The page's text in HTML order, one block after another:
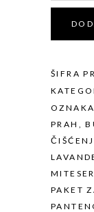
kožu
quantity
ŠIFRA
PRAH
,
PAKET